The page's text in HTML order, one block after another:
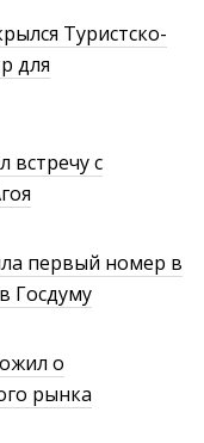
Туристско-
для
встречу с
первый номер в
Госдуму
о
рынка